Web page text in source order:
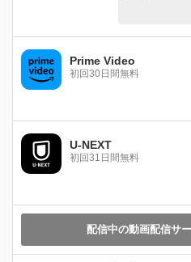
Prime Video
初回30日間無料
U-NEXT
初回31日間無料
配信中の動画配信サ